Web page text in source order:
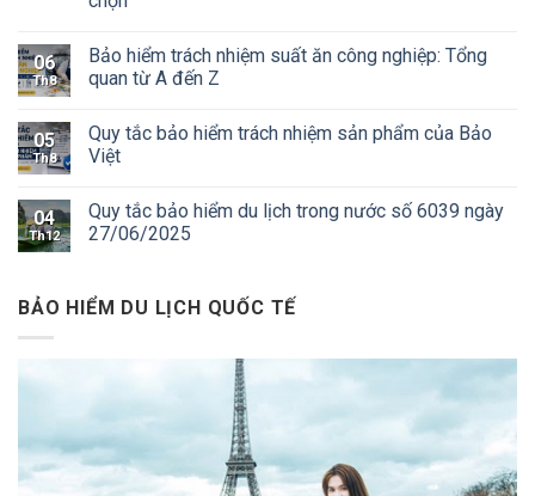
06
Th8
Bảo hiểm trách nhiệm suất ăn công nghiệp: Tổng
quan từ A đến Z
05
Th8
Quy tắc bảo hiểm trách nhiệm sản phẩm của Bảo
Việt
04
Th12
Quy tắc bảo hiểm du lịch trong nước số 6039 ngày
27/06/2025
BẢO HIỂM DU LỊCH QUỐC TẾ